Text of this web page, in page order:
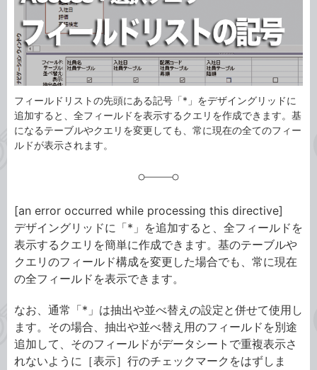
フィールドリストの先頭にある記号「*」をデザイングリッドに
追加すると、全フィールドを表示するクエリを作成できます。基
になるテーブルやクエリを変更しても、常に現在の全てのフィー
ルドが表示されます。
[an error occurred while processing this directive]
デザイングリッドに「*」を追加すると、全フィールドを
表示するクエリを簡単に作成できます。基のテーブルや
クエリのフィールド構成を変更した場合でも、常に現在
の全フィールドを表示できます。
なお、通常「*」は抽出や並べ替えの設定と併せて使用し
ます。その場合、抽出や並べ替え用のフィールドを別途
追加して、そのフィールドがデータシートで重複表示さ
れないように［表示］行のチェックマークをはずしま